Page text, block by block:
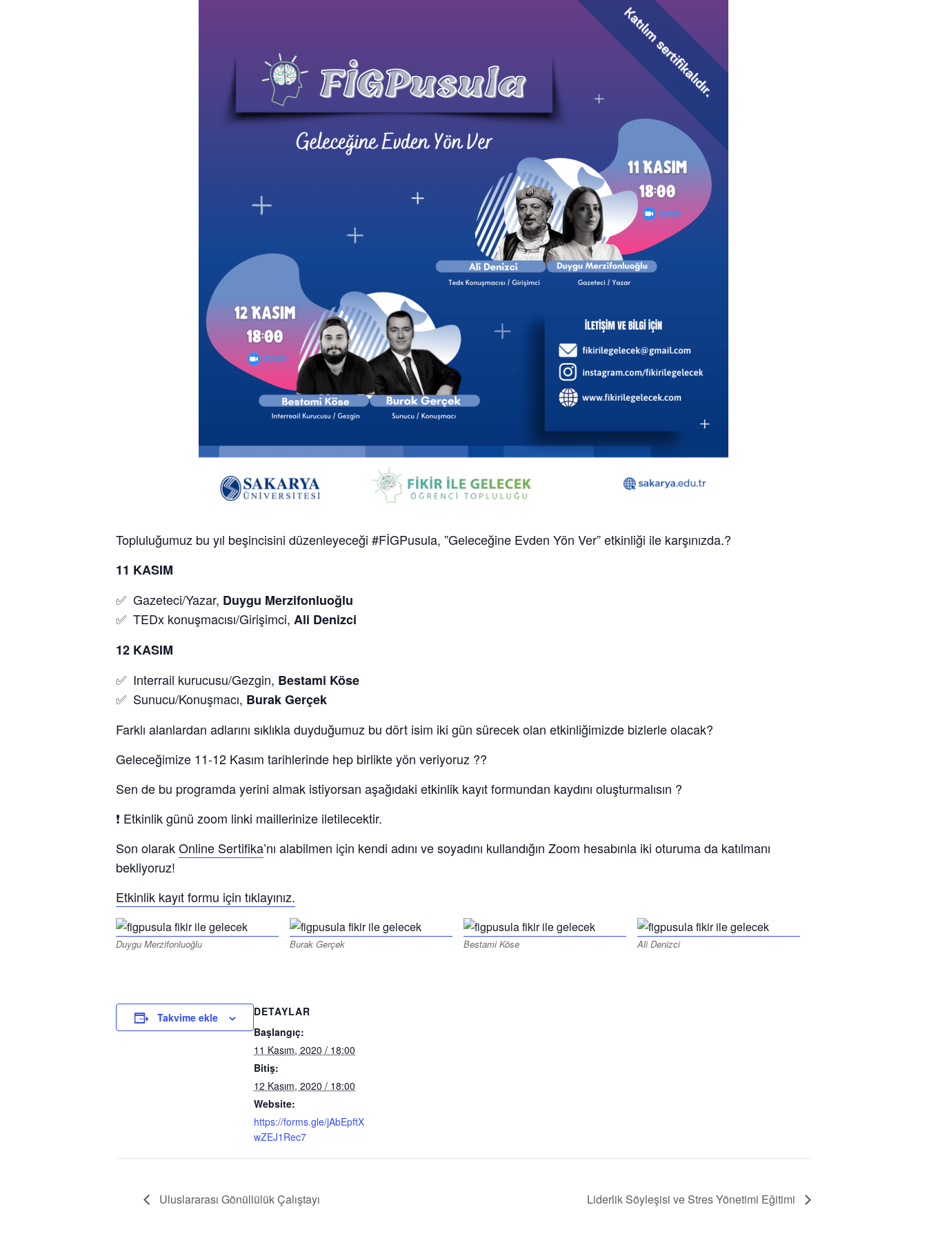
Topluluğumuz bu yıl beşincisini düzenleyeceği #FİGPusula, ”Geleceğine Evden Yön Ver” etkinliği ile karşınızda.?
11 KASIM
✅ Gazeteci/Yazar, Duygu Merzifonluoğlu
✅ TEDx konuşmacısı/Girişimci, Ali Denizci
12 KASIM
✅ Interrail kurucusu/Gezgin, Bestami Köse
✅ Sunucu/Konuşmacı, Burak Gerçek
Farklı alanlardan adlarını sıklıkla duyduğumuz bu dört isim iki gün sürecek olan etkinliğimizde bizlerle olacak?
Geleceğimize 11-12 Kasım tarihlerinde hep birlikte yön veriyoruz ??
Sen de bu programda yerini almak istiyorsan aşağıdaki etkinlik kayıt formundan kaydını oluşturmalısın ?
❗️ Etkinlik günü zoom linki maillerinize iletilecektir.
Son olarakOnline Sertifika’nı alabilmen için kendi adını ve soyadını kullandığın Zoom hesabınla iki oturuma da katılmanı
bekliyoruz!
Etkinlik kayıt formu için tıklayınız.
Duygu Merzifonluoğlu Burak Gerçek Bestami Köse Ali Denizci
Takvime ekle
DETAYLAR
Başlangıç:
11 Kasım, 2020 / 18:00
Bitiş:
12 Kasım, 2020 / 18:00
Website:
https://forms.gle/jAbEpftX
wZEJ1Rec7
Uluslararası Gönüllülük Çalıştayı Liderlik Söyleşisi ve Stres Yönetimi Eğitimi